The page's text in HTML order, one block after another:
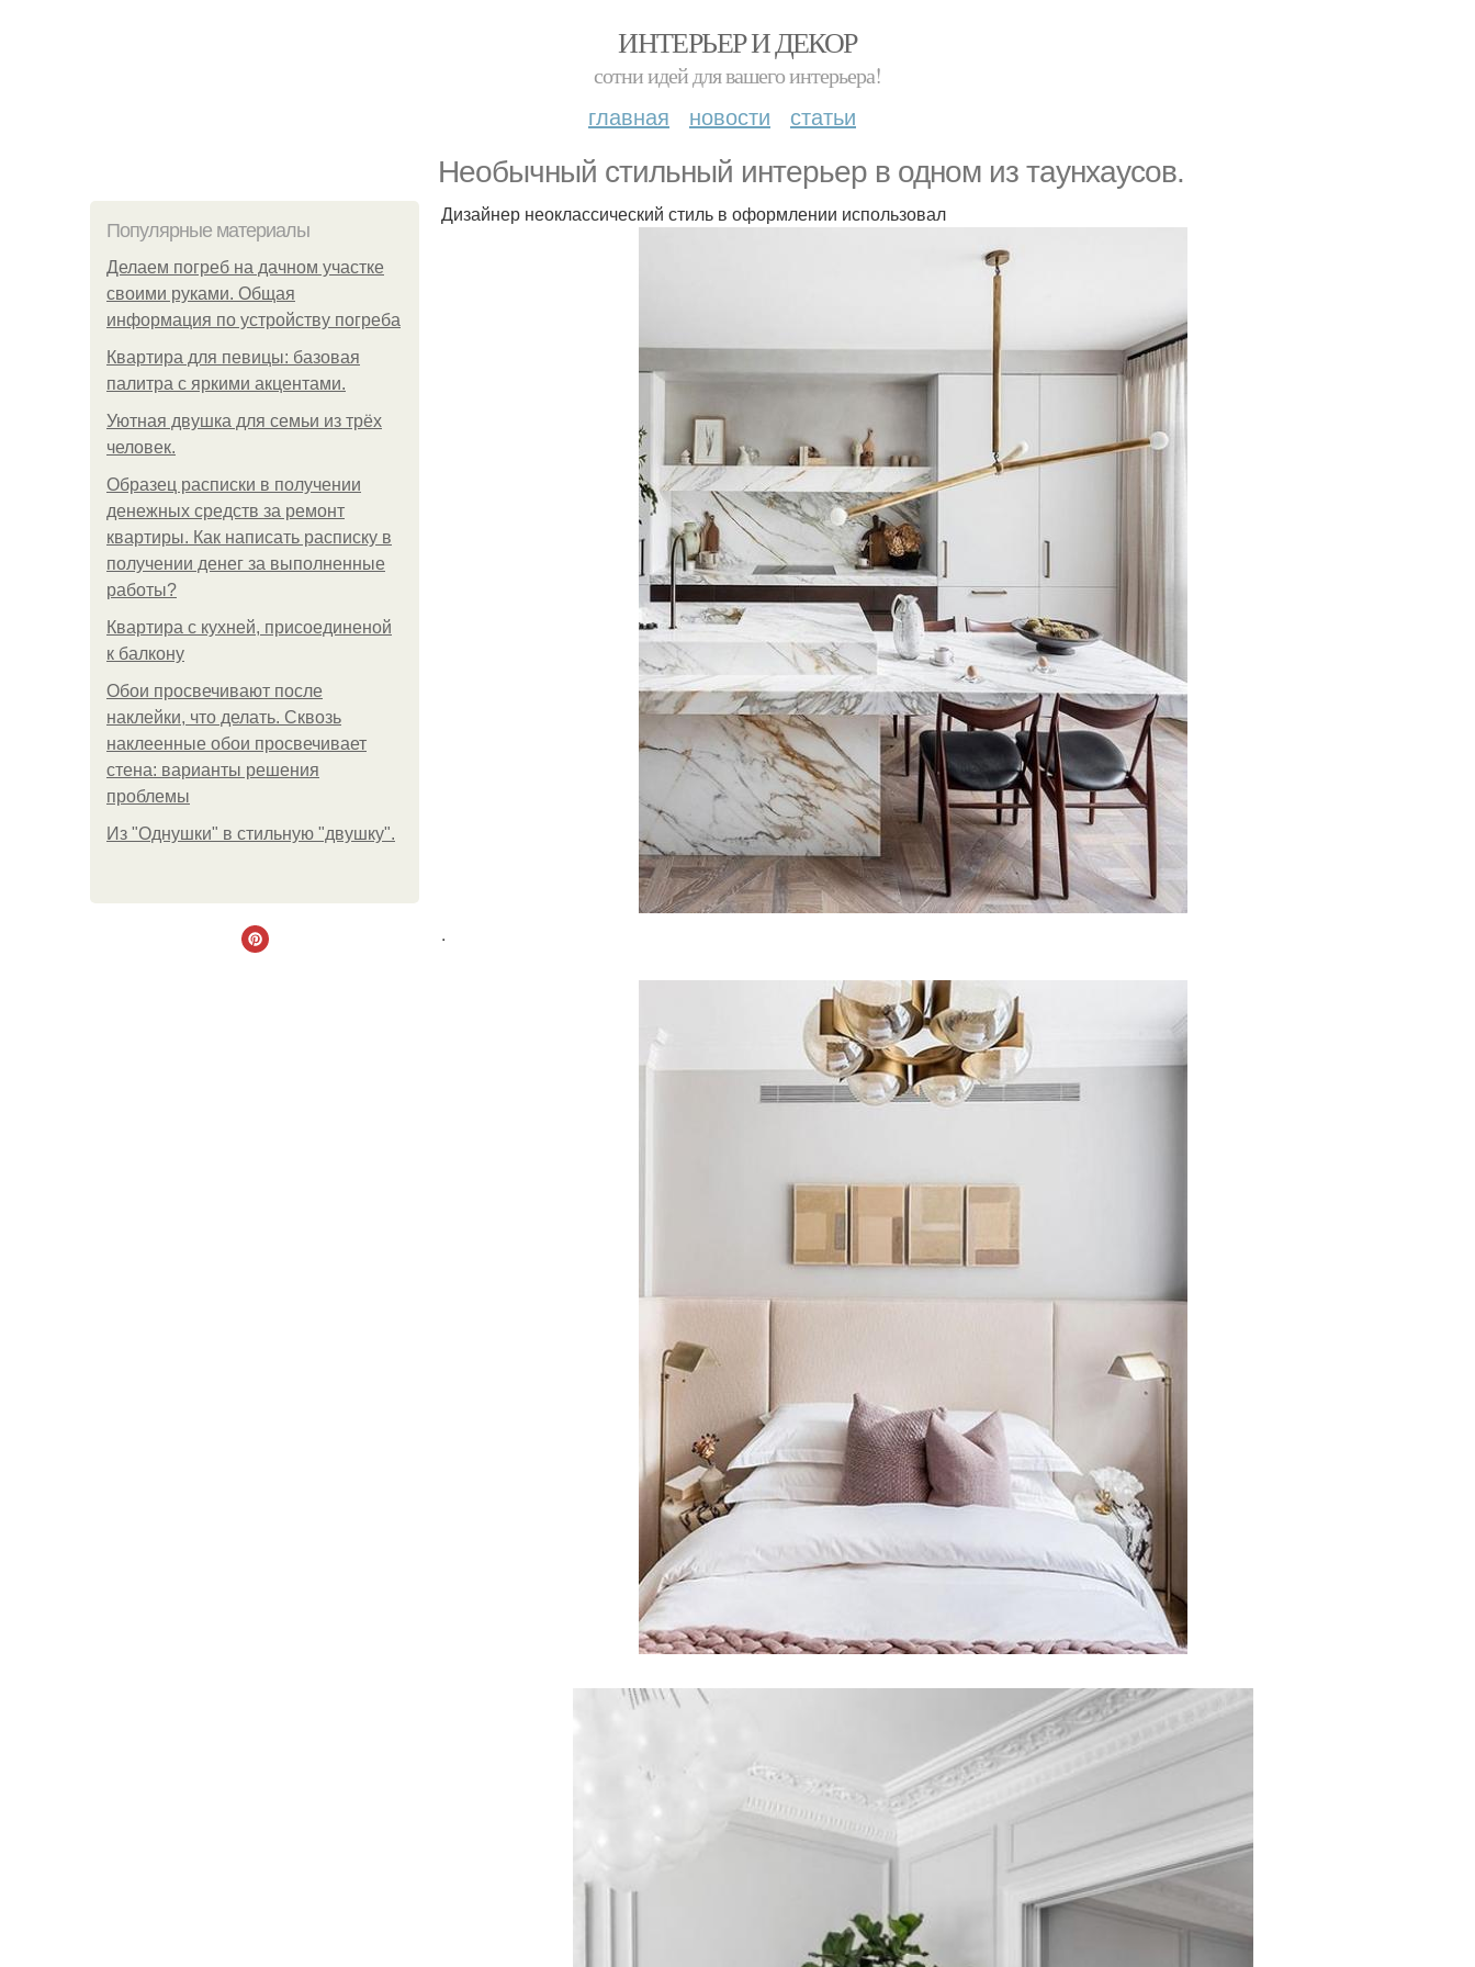
ИНТЕРЬЕР И ДЕКОР
сотни идей для вашего интерьера!
главная новости статьи
Необычный стильный интерьер в одном из таунхаусов.
Популярные материалы
Делаем погреб на дачном участке
своими руками. Общая
информация по устройству погреба
Квартира для певицы: базовая
палитра с яркими акцентами.
Уютная двушка для семьи из трёх
человек.
Образец расписки в получении
денежных средств за ремонт
квартиры. Как написать расписку в
получении денег за выполненные
работы?
Квартира с кухней, присоединеной
к балкону
Обои просвечивают после
наклейки, что делать. Сквозь
наклеенные обои просвечивает
стена: варианты решения
проблемы
Из "Однушки" в стильную "двушку".
Дизайнер неоклассический стиль в оформлении использовал
.